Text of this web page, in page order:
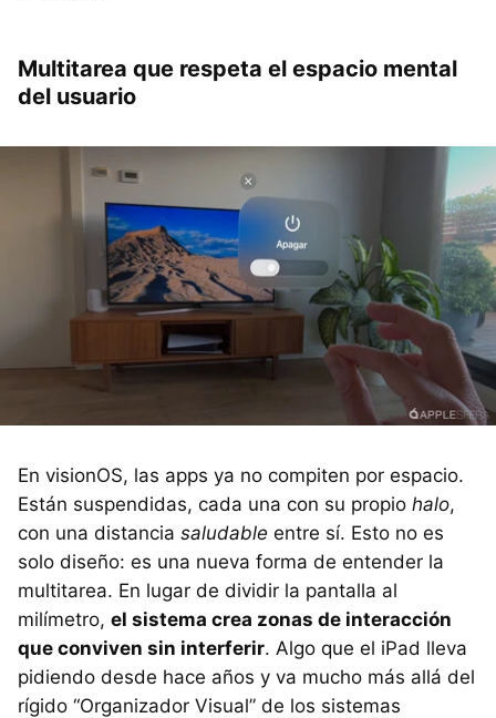
Multitarea que respeta el espacio mental
del usuario
En visionOS, las apps ya no compiten por espacio.
Están suspendidas, cada una con su propio halo,
con una distancia saludable entre sí. Esto no es
solo diseño: es una nueva forma de entender la
multitarea. En lugar de dividir la pantalla al
milímetro, el sistema crea zonas de interacción
que conviven sin interferir. Algo que el iPad lleva
pidiendo desde hace años y va mucho más allá del
rígido “Organizador Visual” de los sistemas